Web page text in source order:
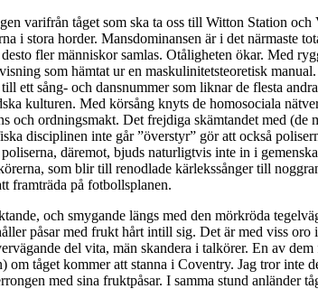
varifrån tåget som ska ta oss till Witton Station
i stora horder. Mansdominansen är i det närmaste
fler människor samlas. Otåligheten ökar. Med
som hämtat ur en maskulinitetsteoretisk
ett sång- och dansnummer som liknar de flesta
kulturen. Med körsång knyts de homosociala
och ordningsmakt. Det frejdiga skämtandet med (de
disciplinen inte går ”överstyr” gör att också
däremot, bjuds naturligtvis inte in i
som blir till renodlade kärlekssånger till
framträda på fotbollsplanen.
och smygande längs med den mörkröda
påsar med frukt hårt intill sig. Det är med viss oro
del vita, män skandera i talkörer. En av
om tåget kommer att stanna i Coventry. Jag tror inte
med sina fruktpåsar. I samma stund anländer